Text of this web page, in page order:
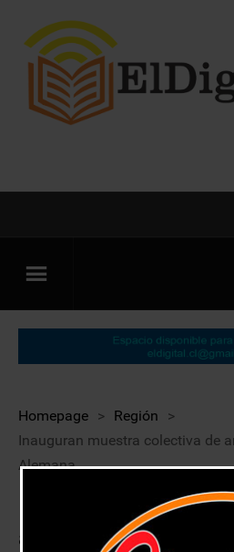
Homepage > Región
>
Inauguran muestra colectiva de
Alemana
Inauguran muestra
artistas en Villa